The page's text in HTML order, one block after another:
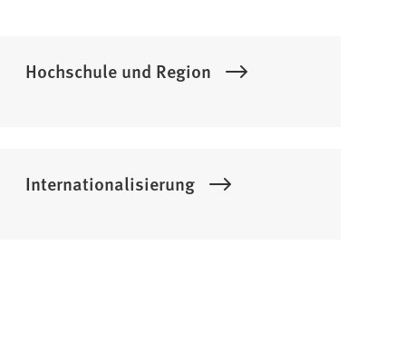
Hochschule und Region
Internationalisierung